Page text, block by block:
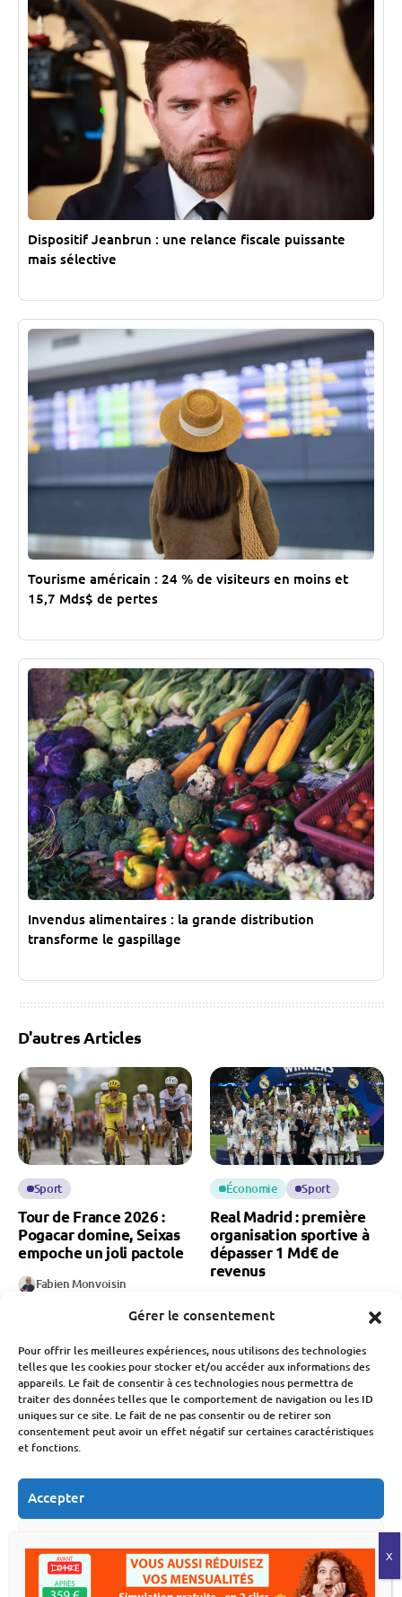
Gérer le consentement
Pour offrir les meilleures expériences, nous utilisons des technologies
telles que les cookies pour stocker et/ou accéder aux informations des
appareils. Le fait de consentir à ces technologies nous permettra de
traiter des données telles que le comportement de navigation ou les ID
uniques sur ce site. Le fait de ne pas consentir ou de retirer son
consentement peut avoir un effet négatif sur certaines caractéristiques
et fonctions.
Accepter
Voir les préférences
Dispositif Jeanbrun : une relance fiscale puissante
mais sélective
Tourisme américain : 24 % de visiteurs en moins et
15,7 Mds$ de pertes
Invendus alimentaires : la grande distribution
transforme le gaspillage
D'autres Articles
Sport
Tour de France 2026 :
Pogacar domine, Seixas
empoche un joli pactole
Fabien Monvoisin
Économie Sport
Real Madrid : première
organisation sportive à
dépasser 1 Md€ de
revenus
2 Août 2026
Nouveau sélectionneur
de l’équipe de France,
devenu l’une des plus
grandes marques du
sport français
Milan ?
Fabien Monvoisin
31 Juillet 2026